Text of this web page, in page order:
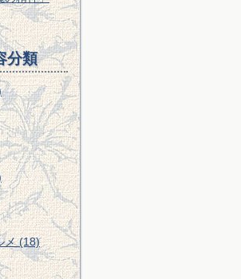
分類
メ (18)